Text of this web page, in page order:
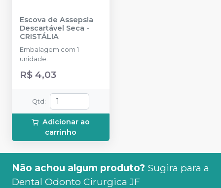
Escova de Assepsia
Descartável Seca -
CRISTÁLIA
Embalagem com 1
unidade.
R$ 4,03
Qtd :
Adicionar ao
carrinho
Não achou algum produto? Sugira para a
Dental Odonto Cirurgica JF